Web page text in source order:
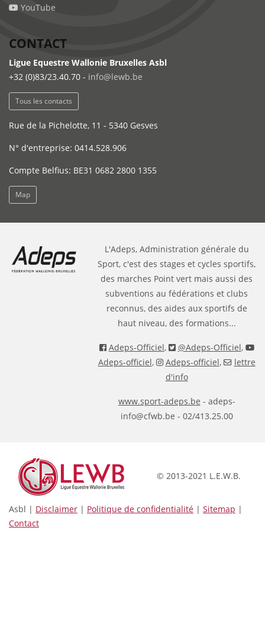
YouTube
CONTACT
Ligue Equestre Wallonie Bruxelles Asbl
+32 (0)83/23.40.70 - info@lewb.be
Tous les contacts
Rue de la Pichelotte, 11 - 5340 Gesves
N° d'entreprise: 0414.528.906
Compte Belfius: BE31 0682 2800 1355
Map
L'Adeps, Administration générale du
Sport, c'est des stages et cycles sportifs,
des marches Point vert mais aussi des
subventions au fédérations et clubs
reconnus, des aides aux sportifs de
haut niveau, des formations...
Adeps-Officiel, @Adeps-Officiel,
Adeps-officiel, Adeps-officiel,
lettre
d'info
www.sport-adeps.be - adeps-
info@cfwb.be - 02/413.25.00
© 2013-2021 L.E.W.B.
Asbl | Disclaimer | Politique de confidentialité | Sitemap |
Contact